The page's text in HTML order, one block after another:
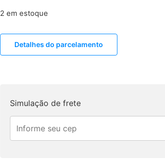
2 em estoque
Detalhes do parcelamento
Simulação de frete